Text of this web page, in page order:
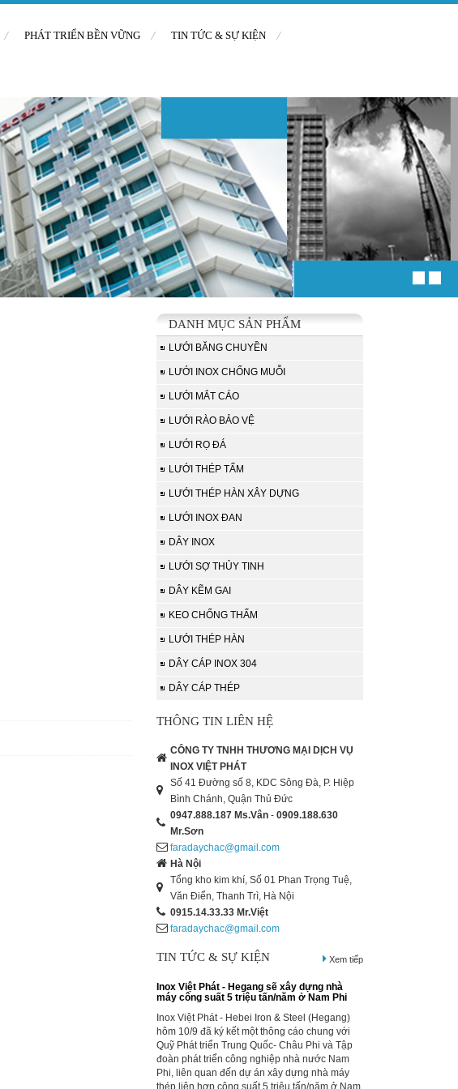
PHÁT TRIỂN BỀN VỮNG TIN TỨC & SỰ KIỆN
DANH MỤC SẢN PHẨM
LƯỚI BĂNG CHUYỀN
LƯỚI INOX CHỐNG MUỖI
LƯỚI MẮT CÁO
LƯỚI RÀO BẢO VỆ
LƯỚI RỌ ĐÁ
LƯỚI THÉP TẤM
LƯỚI THÉP HÀN XÂY DỰNG
LƯỚI INOX ĐAN
DÂY INOX
LƯỚI SỢ THỦY TINH
DÂY KẼM GAI
KEO CHỐNG THẤM
LƯỚI THÉP HÀN
DÂY CÁP INOX 304
DÂY CÁP THÉP
THÔNG TIN LIÊN HỆ
CÔNG TY TNHH THƯƠNG MẠI DỊCH VỤ
INOX VIỆT PHÁT
Số 41 Đường số 8, KDC Sông Đà, P. Hiệp
Bình Chánh, Quận Thủ Đức
0947.888.187 Ms.Vân - 0909.188.630
Mr.Sơn
faradaychac@gmail.com
Hà Nội
Tổng kho kim khí, Số 01 Phan Trọng Tuệ,
Văn Điển, Thanh Trì, Hà Nội
0915.14.33.33 Mr.Việt
faradaychac@gmail.com
TIN TỨC & SỰ KIỆN Xem tiếp
Inox Việt Phát - Hegang sẽ xây dựng nhà
máy công suất 5 triệu tấn/năm ở Nam Phi
Inox Việt Phát - Hebei Iron & Steel (Hegang)
hôm 10/9 đã ký kết một thông cáo chung với
Quỹ Phát triển Trung Quốc- Châu Phi và Tập
đoàn phát triển công nghiệp nhà nước Nam
Phi, liên quan đến dự án xây dựng nhà máy
thép liên hợp công suất 5 triệu tấn/năm ở Nam
Inox Việt Phát - Thị trường thép thế giới ngày
Inox Việt Phát - Trung Quốc xuất khẩu 7,76
triệu tấn thép thành phẩm trong tháng 8/2014,
tăng 26% so với cùng thời gian năm 2013. Tuy
nhiên, con số này thấp hơn 3,7% so với 8,06
triệu tấn trong tháng Bảy.